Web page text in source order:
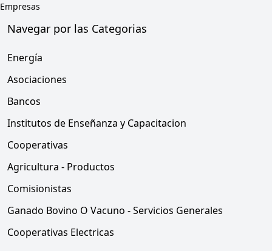
Empresas
Navegar por las Categorias
Energía
Asociaciones
Bancos
Institutos de Enseñanza y Capacitacion
Cooperativas
Agricultura - Productos
Comisionistas
Ganado Bovino O Vacuno - Servicios Generales
Cooperativas Electricas